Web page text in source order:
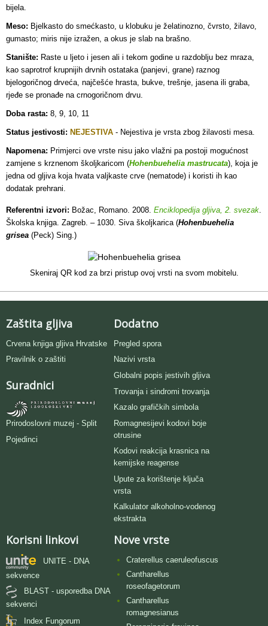
bijela.
Meso: Bjelkasto do smećkasto, u klobuku je želatinozno, čvrsto, žilavo,
gumasto; miris nije izražen, a okus je slab na brašno.
Stanište: Raste u ljeto i jesen ali i tekom godine u razdoblju bez mraza,
kao saprotrof krupnijih drvnih ostataka (panjevi, grane) raznog
bjelogoričnog drveća, najčešće hrasta, bukve, trešnje, jasena ili graba,
rjeđe se pronađe na crnogoričnom drvu.
Doba rasta: 8, 9, 10, 11
Status jestivosti: NEJESTIVA - Nejestiva je vrsta zbog žilavosti mesa.
Napomena: Primjerci ove vrste nisu jako vlažni pa postoji mogućnost
zamjene s krznenom školjkaricom (Hohenbuehelia mastrucata), koja je
jedna od gljiva koja hvata valjkaste crve (nematode) i koristi ih kao
dodatak prehrani.
Referentni izvori: Božac, Romano. 2008. Enciklopedija gljiva, 2. svezak.
Školska knjiga. Zagreb. – 1030. Siva školjkarica (Hohenbuehelia
grisea (Peck) Sing.)
Skeniraj QR kod za brzi pristup ovoj vrsti na svom mobitelu.
Zaštita gljiva
Crvena knjiga gljiva Hrvatske
Pravilnik o zaštiti
Suradnici
Prirodoslovni muzej - Split
Pojedinci
Dodatno
Pregled spora
Nazivi vrsta
Globalni popis jestivih gljiva
Trovanja i sindromi trovanja
Kazalo grafičkih simbola
Romagnesijevi kodovi boje
otrusine
Kodovi reakcija krasnica na
kemijske reagense
Upute za korištenje ključa
vrsta
Kalkulator alkoholno-vodenog
ekstrakta
Korisni linkovi
UNITE - DNA
sekvence
BLAST - usporedba DNA
sekvenci
Index Fungorum
Nove vrste
Craterellus caeruleofuscus
Cantharellus
roseofagetorum
Cantharellus
romagnesianus